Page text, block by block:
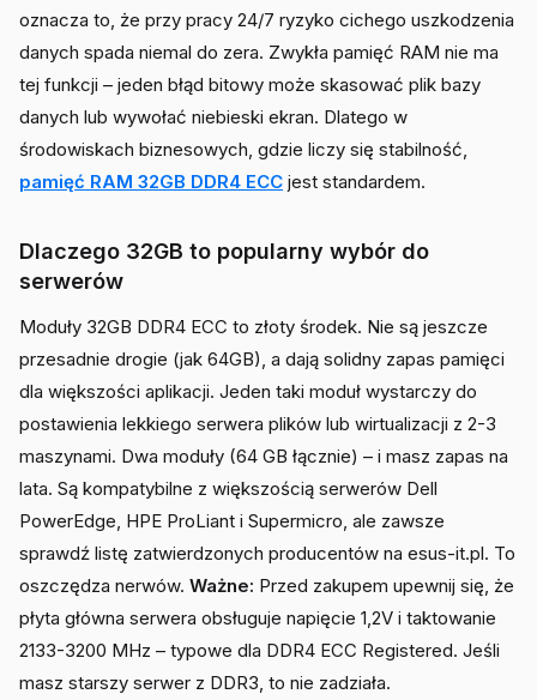
oznacza to, że przy pracy 24/7 ryzyko cichego uszkodzenia
danych spada niemal do zera. Zwykła pamięć RAM nie ma
tej funkcji – jeden błąd bitowy może skasować plik bazy
danych lub wywołać niebieski ekran. Dlatego w
środowiskach biznesowych, gdzie liczy się stabilność,
pamięć RAM 32GB DDR4 ECC jest standardem.
Dlaczego 32GB to popularny wybór do
serwerów
Moduły 32GB DDR4 ECC to złoty środek. Nie są jeszcze
przesadnie drogie (jak 64GB), a dają solidny zapas pamięci
dla większości aplikacji. Jeden taki moduł wystarczy do
postawienia lekkiego serwera plików lub wirtualizacji z 2-3
maszynami. Dwa moduły (64 GB łącznie) – i masz zapas na
lata. Są kompatybilne z większością serwerów Dell
PowerEdge, HPE ProLiant i Supermicro, ale zawsze
sprawdź listę zatwierdzonych producentów na esus-it.pl. To
oszczędza nerwów. Ważne: Przed zakupem upewnij się, że
płyta główna serwera obsługuje napięcie 1,2V i taktowanie
2133-3200 MHz – typowe dla DDR4 ECC Registered. Jeśli
masz starszy serwer z DDR3, to nie zadziała.